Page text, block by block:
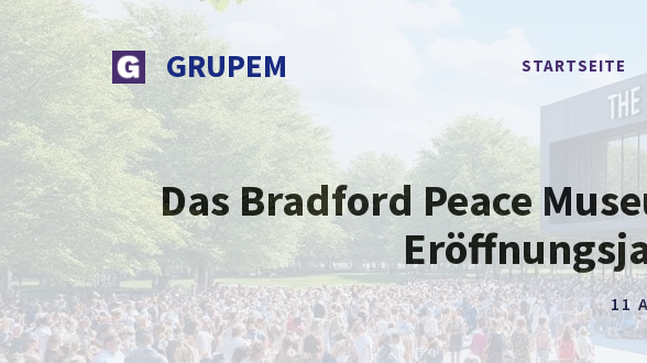
Zum
Inhalt
springen
GRUPEM STARTSEITE
Das Bradford Peace
11